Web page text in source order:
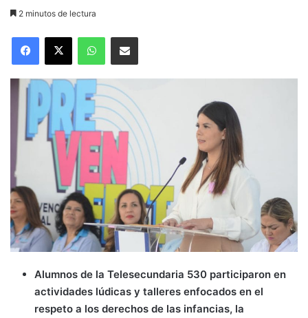
2 minutos de lectura
Alumnos de la Telesecundaria 530 participaron en
actividades lúdicas y talleres enfocados en el
respeto a los derechos de las infancias, la